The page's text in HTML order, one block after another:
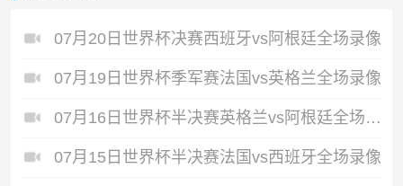
07月20日世界杯决赛西班牙vs阿根廷全场录像
07月19日世界杯季军赛法国vs英格兰全场录像
07月16日世界杯半决赛英格兰vs阿根廷全场录像
07月15日世界杯半决赛法国vs西班牙全场录像